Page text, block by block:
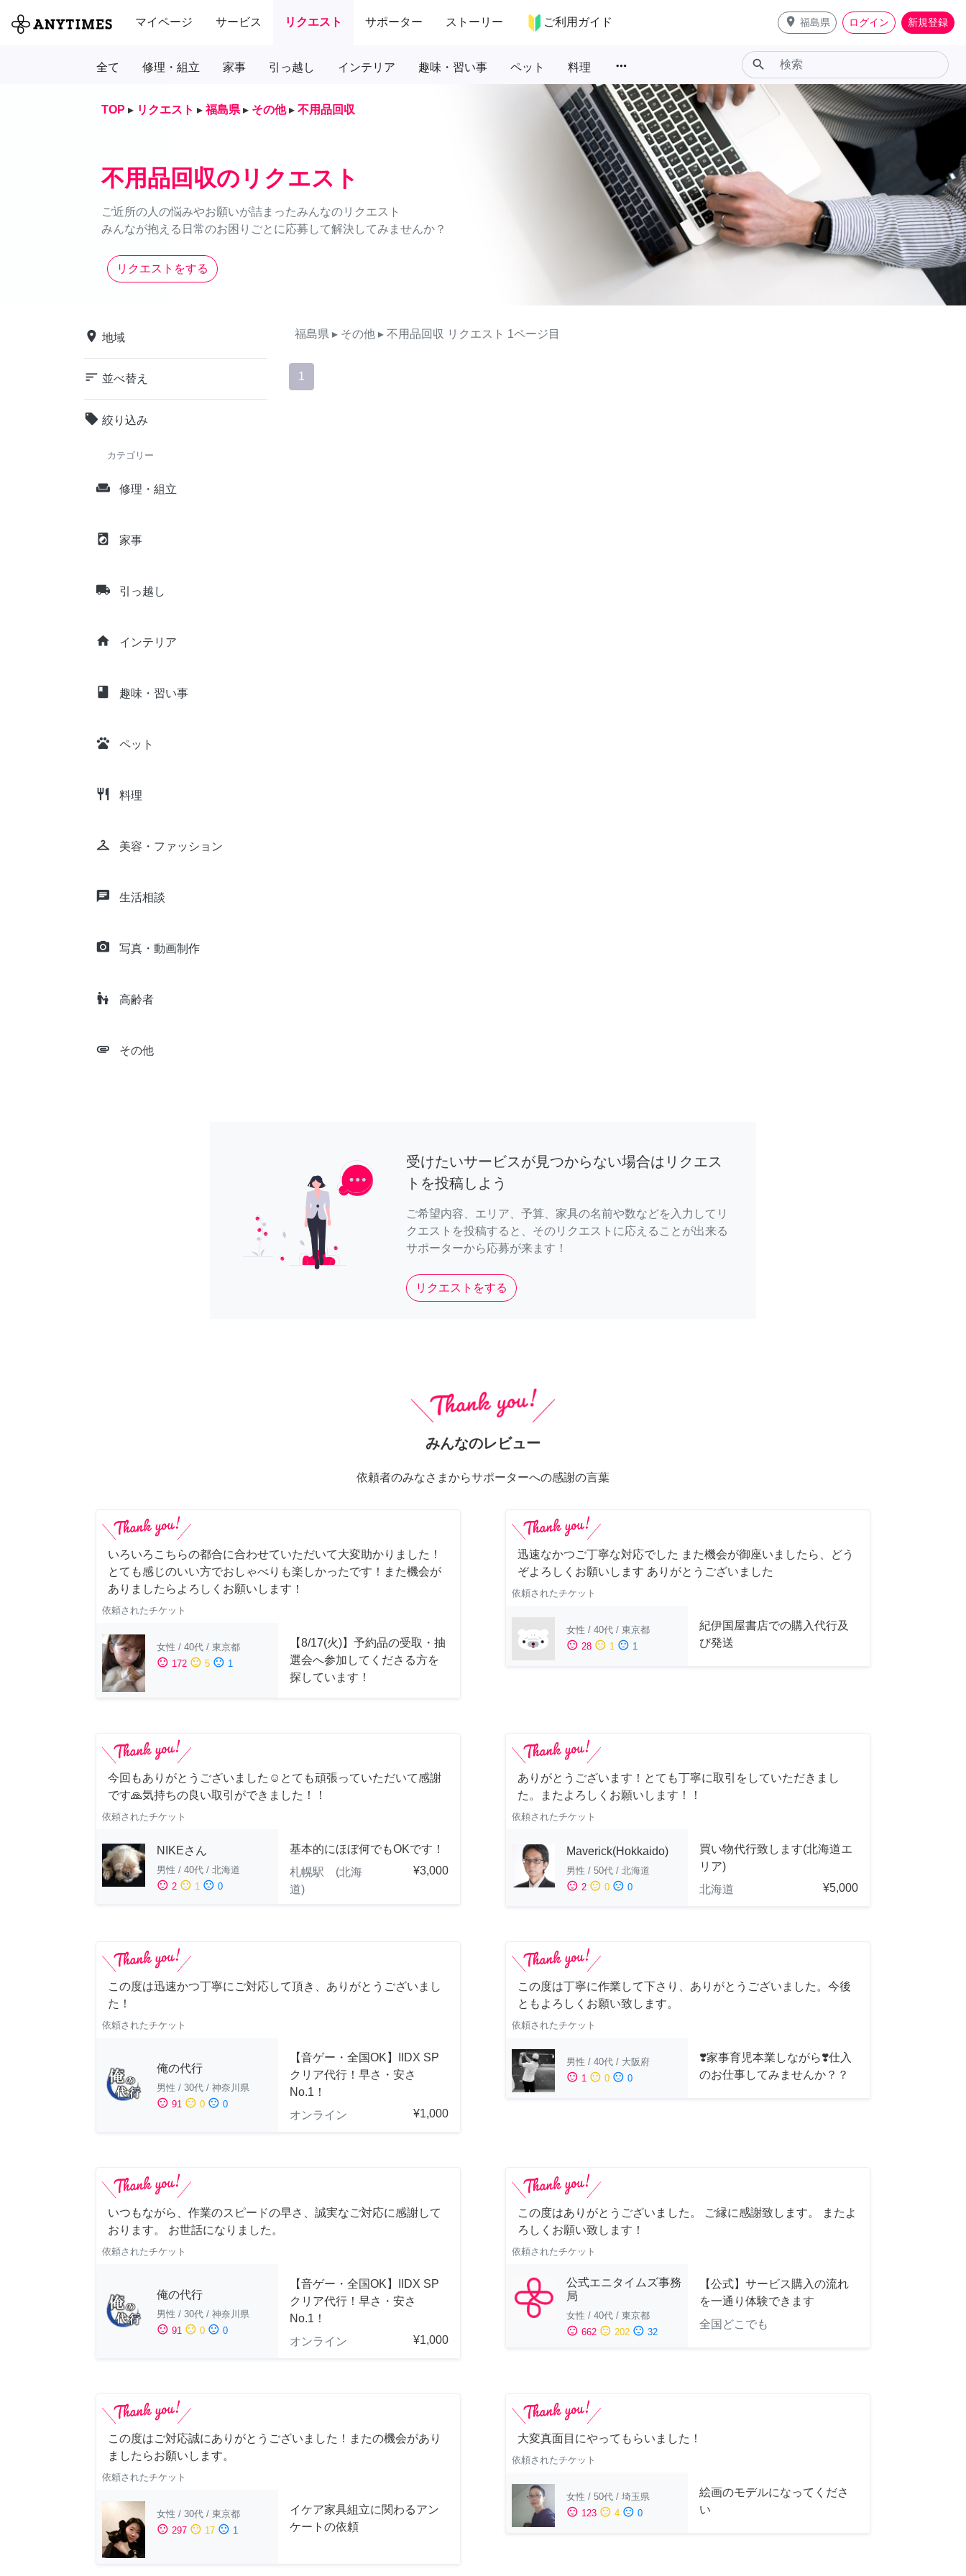
マイページ サービス リクエスト サポーター ストーリー ご利用ガイド place 福島県 ログイン 新規登録
全て 修理・組立 家事 引っ越し インテリア 趣味・習い事 ペット 料理 more_horiz search
TOP ▸ リクエスト ▸ 福島県 ▸ その他 ▸ 不用品回収
不用品回収のリクエスト
ご近所の人の悩みやお願いが詰まったみんなのリクエスト
みんなが抱える日常のお困りごとに応募して解決してみませんか？
リクエストをする
place 地域
sort 並べ替え
local_offer 絞り込み
カテゴリー
weekend 修理・組立
local_laundry_service 家事
local_shipping 引っ越し
home インテリア
class 趣味・習い事
pets ペット
restaurant 料理
checkroom 美容・ファッション
chat 生活相談
camera_alt 写真・動画制作
escalator_warning 高齢者
attachment その他
福島県 ▸ その他 ▸ 不用品回収 リクエスト 1ページ目
1
受けたいサービスが見つからない場合はリクエス
トを投稿しよう
ご希望内容、エリア、予算、家具の名前や数などを入力してリ
クエストを投稿すると、そのリクエストに応えることが出来る
サポーターから応募が来ます！
リクエストをする
みんなのレビュー
依頼者のみなさまからサポーターへの感謝の言葉
いろいろこちらの都合に合わせていただいて大変助かりました！
とても感じのいい方でおしゃべりも楽しかったです！また機会が
ありましたらよろしくお願いします！
依頼されたチケット
女性 / 40代 / 東京都
sentiment_satisfied 172 sentiment_neutral 5 sentiment_dissatisfied 1
【8/17(火)】予約品の受取・抽
選会へ参加してくださる方を
探しています！
迅速なかつご丁寧な対応でした また機会が御座いましたら、どう
ぞよろしくお願いします ありがとうございました
依頼されたチケット
女性 / 40代 / 東京都
sentiment_satisfied 28 sentiment_neutral 1 sentiment_dissatisfied 1
紀伊国屋書店での購入代行及
び発送
今回もありがとうございました☺️とても頑張っていただいて感謝
です🙏気持ちの良い取引ができました！！
依頼されたチケット
NIKEさん
男性 / 40代 / 北海道
sentiment_satisfied 2 sentiment_neutral 1 sentiment_dissatisfied 0
基本的にほぼ何でもOKです！
札幌駅 (北海
道)
¥3,000
ありがとうございます！とても丁寧に取引をしていただきまし
た。またよろしくお願いします！！
依頼されたチケット
Maverick(Hokkaido)
男性 / 50代 / 北海道
sentiment_satisfied 2 sentiment_neutral 0 sentiment_dissatisfied 0
買い物代行致します(北海道エ
リア)
北海道
¥5,000
この度は迅速かつ丁寧にご対応して頂き、ありがとうございまし
た！
依頼されたチケット
俺の代行
男性 / 30代 / 神奈川県
sentiment_satisfied 91 sentiment_neutral 0 sentiment_dissatisfied 0
【音ゲー・全国OK】IIDX SP
クリア代行！早さ・安さ
No.1！
オンライン
¥1,000
この度は丁寧に作業して下さり、ありがとうございました。今後
ともよろしくお願い致します。
依頼されたチケット
男性 / 40代 / 大阪府
sentiment_satisfied 1 sentiment_neutral 0 sentiment_dissatisfied 0
❣️家事育児本業しながら❣️仕入
のお仕事してみませんか？？
いつもながら、作業のスピードの早さ、誠実なご対応に感謝して
おります。 お世話になりました。
依頼されたチケット
俺の代行
男性 / 30代 / 神奈川県
sentiment_satisfied 91 sentiment_neutral 0 sentiment_dissatisfied 0
【音ゲー・全国OK】IIDX SP
クリア代行！早さ・安さ
No.1！
オンライン
¥1,000
この度はありがとうございました。 ご縁に感謝致します。 またよ
ろしくお願い致します！
依頼されたチケット
公式エニタイムズ事務
局
女性 / 40代 / 東京都
sentiment_satisfied 662 sentiment_neutral 202 sentiment_dissatisfied 32
【公式】サービス購入の流れ
を一通り体験できます
全国どこでも
この度はご対応誠にありがとうございました！またの機会があり
ましたらお願いします。
依頼されたチケット
女性 / 30代 / 東京都
sentiment_satisfied 297 sentiment_neutral 17 sentiment_dissatisfied 1
イケア家具組立に関わるアン
ケートの依頼
大変真面目にやってもらいました！
依頼されたチケット
女性 / 50代 / 埼玉県
sentiment_satisfied 123 sentiment_neutral 4 sentiment_dissatisfied 0
絵画のモデルになってくださ
い